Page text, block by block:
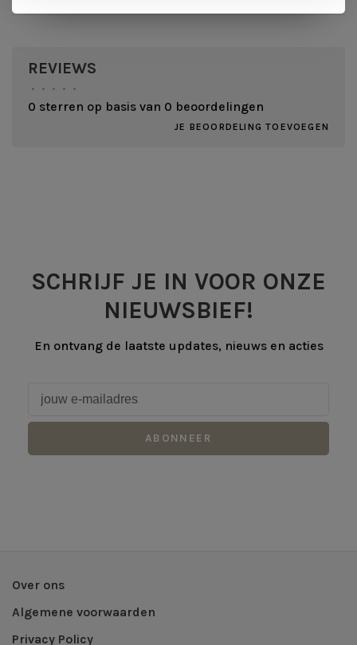
REVIEWS
• • • • •
0 sterren op basis van 0 beoordelingen
JE BEOORDELING TOEVOEGEN
SCHRIJF JE IN VOOR ONZE
NIEUWSBIEF!
En ontvang de laatste updates, nieuws en acties
ABONNEER
Over ons
Algemene voorwaarden
Privacy Policy